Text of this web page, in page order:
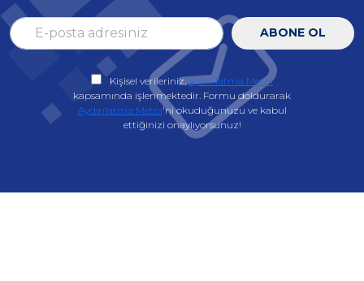
ABONE OL
Kişisel verileriniz,Aydınlatma Metni
kapsamında işlenmektedir. Formu doldurarak
Aydınlatma Metni'ni okuduğunuzu ve kabul
ettiğinizi onaylıyorsunuz!